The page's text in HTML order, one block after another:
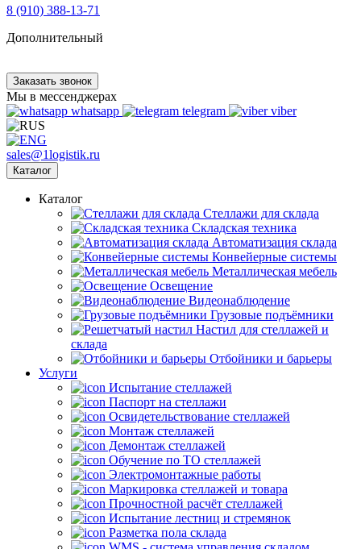
8 (910) 388-13-71
Дополнительный
Заказать звонок
Мы в мессенджерах
whatsapp
telegram viber
sales@1logistik.ru
Каталог
Каталог
Cтеллажи для склада
Складская техника
Автоматизация склада
Конвейерные системы
Металлическая мебель
Освещение
Видеонаблюдение
Грузовые подъёмники
Настил для стеллажей и
склада
Отбойники и барьеры
Услуги
Испытание стеллажей
Паспорт на стеллажи
Освидетельствование стеллажей
Монтаж стеллажей
Демонтаж стеллажей
Обучение по ТО стеллажей
Электромонтажные работы
Маркировка стеллажей и товара
Прочностной расчёт стеллажей
Испытание лестниц и стремянок
Разметка пола склада